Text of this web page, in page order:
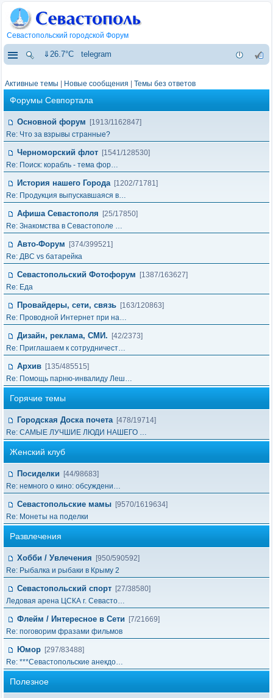
Севастопольский городской Форум
⇓26.7°C telegram
Активные темы Новые сообщения Темы без ответов
Форумы Севпортала
Основной форум
[1913/1162847]
Re: Что за взрывы странные?
Черноморский флот [1541/128530]
Re: Поиск: корабль - тема фор…
История нашего Города [1202/71781]
Re: Продукция выпускавшаяся в…
Афиша Севастополя
[25/17850]
Re: Знакомства в Севастополе …
Авто-Форум
[374/399521]
Re: ДВС vs батарейка
Севастопольский Фотофорум
[1387/163627]
Re: Еда
Провайдеры, сети, связь [163/120863]
Re: Проводной Интернет при на…
Дизайн, реклама, СМИ.
[42/2373]
Re: Приглашаем к сотрудничест…
Архив [135/485515]
Re: Помощь парню-инвалиду Леш…
Горячие темы
Городская Доска почета [478/19714]
Re: САМЫЕ ЛУЧШИЕ ЛЮДИ НАШЕГО …
Женский клуб
Посиделки
[44/98683]
Re: немного о кино: обсуждени…
Севастопольские мамы [9570/1619634]
Re: Монеты на поделки
Развлечения
Хобби / Увлечения
[950/590592]
Re: Рыбалка и рыбаки в Крыму 2
Севастопольский спорт [27/38580]
Ледовая арена ЦСКА г. Севасто…
Флейм / Интересное в Cети
[7/21669]
Re: поговорим фразами фильмов
Юмор [297/83488]
Re: ***Севастопольские анекдо…
Полезное